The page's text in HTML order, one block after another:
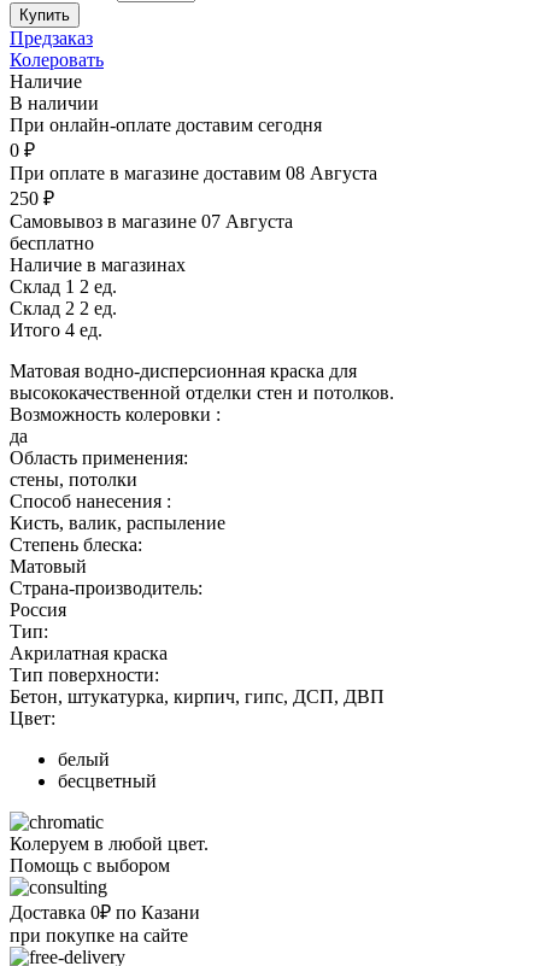
Предзаказ
Колеровать
Наличие
В наличии
При онлайн-оплате доставим сегодня
0 ₽
При оплате в магазине доставим 08 Августа
250 ₽
Самовывоз в магазине 07 Августа
бесплатно
Наличие в магазинах
Склад 1 2 ед.
Склад 2 2 ед.
Итого 4 ед.
Матовая водно-дисперсионная краска для
высококачественной отделки стен и потолков.
Возможность колеровки :
да
Область применения:
стены, потолки
Способ нанесения :
Кисть, валик, распыление
Степень блеска:
Матовый
Страна-производитель:
Россия
Тип:
Акрилатная краска
Тип поверхности:
Бетон, штукатурка, кирпич, гипс, ДСП, ДВП
Цвет:
белый
бесцветный
Колеруем в любой цвет.
Помощь с выбором
Доставка 0₽ по Казани
при покупке на сайте